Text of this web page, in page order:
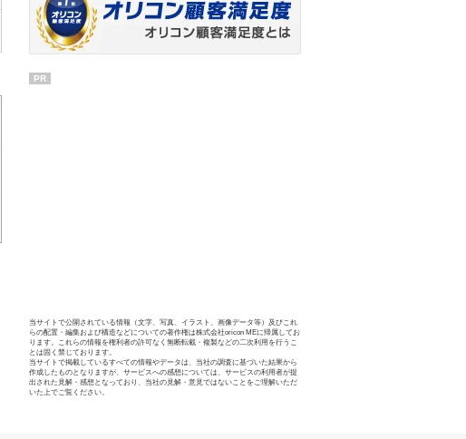
PR
当サイトで公開されている情報（文字、写真、イラスト、画像データ等）及びこれ
らの配置・編集および構造などについての著作権は株式会社oricon MEに帰属してお
ります。これらの情報を権利者の許可なく無断転載・複製などの二次利用を行うこ
とは固く禁じております。
当サイトで掲載しているすべての情報やデータは、当社の調査に基づいた結果から
作成したものとなりますが、サービスへの感想については、サービスの利用者が提
出された見解・感想となっており、当社の見解・意見ではないことをご理解いただ
いた上でご覧ください。